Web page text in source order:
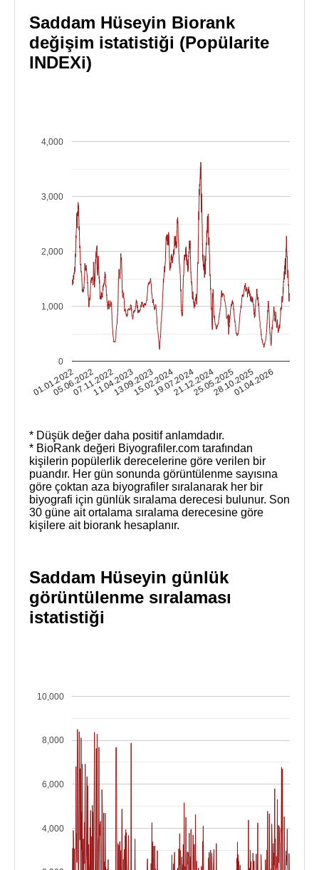
Saddam Hüseyin Biorank
değişim istatistiği (Popülarite
INDEXi)
01.01.2022
05.06.2022
07.11.2022
11.04.2023
13.09.2023
15.02.2024
19.07.2024
21.12.2024
25.05.2025
28.10.2025
01.04.2026
0
1,000
2,000
3,000
4,000
* Düşük değer daha positif anlamdadır.
* BioRank değeri Biyografiler.com tarafından
kişilerin popülerlik derecelerine göre verilen bir
puandır. Her gün sonunda görüntülenme sayısına
göre çoktan aza biyografiler sıralanarak her bir
biyografi için günlük sıralama derecesi bulunur. Son
30 güne ait ortalama sıralama derecesine göre
kişilere ait biorank hesaplanır.
Saddam Hüseyin günlük
görüntülenme sıralaması
istatistiği
4,000
6,000
8,000
10,000